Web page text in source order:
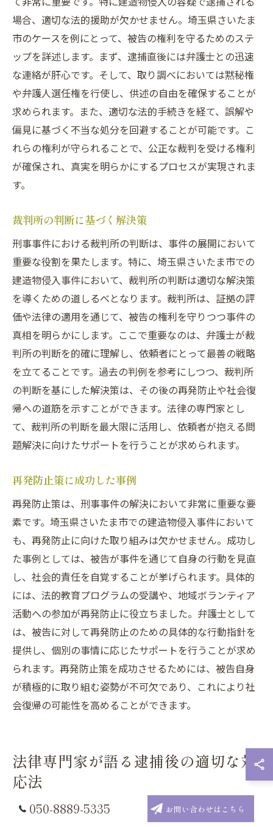
場合、適切な法的援助が欠かせません。埼玉県さいたま
市のケースを例にとって、被告の権利を守るためのステ
ップを詳述します。まず、逮捕直後には弁護士との迅速
な連絡が肝心です。そして、取り調べにおいては黙秘権
や弁護人選任権を行使し、供述の自由を確保することが
求められます。また、適切な法的手続きを経て、誤解や
偏見に基づく不当な処分を回避することが可能です。こ
れらの権利が守られることで、公正な裁判を受ける権利
が確保され、真実を明らかにするプロセスが実現されま
す。
裁判所の判断に基づく解決策
刑事事件における裁判所の判断は、事件の展開において
重要な役割を果たします。特に、埼玉県さいたま市での
建造物侵入事件において、裁判所の判断は適切な解決策
を導くための道しるべとなります。裁判所は、証拠の評
価や法律の適用を通じて、被告の権利を守りつつ事件の
真相を明らかにします。ここで重要なのは、弁護士が裁
判所の判断を的確に理解し、依頼者にとって最善の戦略
を立てることです。過去の判例を参考にしつつ、裁判所
の判断を基にした解決策は、その後の再発防止や社会復
帰への道筋を示すことができます。法律の専門家とし
て、裁判所の判断を最大限に活用し、依頼者が抱える問
題解決に向けたサポートを行うことが求められます。
再発防止策に成功した事例
再発防止策は、刑事事件の解決において非常に重要な要
素です。埼玉県さいたま市での建造物侵入事件において
も、再発防止に向けた取り組みは欠かせません。成功し
た事例としては、被告が事件を通じて自身の行動を見直
し、社会的責任を自覚することが挙げられます。具体的
には、法的教育プログラムの受講や、地域ボランティア
活動への参加が再発防止に役立ちました。弁護士として
は、被告に対して再発防止のための具体的な行動指針を
提供し、個別の事情に応じたサポートを行うことが求め
られます。再発防止策を成功させるためには、被告自身
が積極的に取り組む姿勢が不可欠であり、これにより社
会復帰の可能性を高めることができます。
法律専門家が語る逮捕後の適切な対
応法
050-8889-5335 お問い合わせはこちら